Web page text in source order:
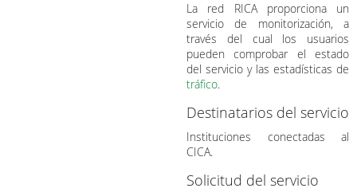
La red RICA proporciona un
servicio de monitorización, a
través del cual los usuarios
pueden comprobar el estado
del servicio y las estadísticas de
tráfico.
Destinatarios del servicio
Instituciones conectadas al
CICA.
Solicitud del servicio